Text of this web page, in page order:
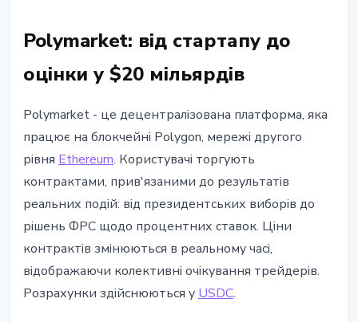
Polymarket: від стартапу до
оцінки у $20 мільярдів
Polymarket - це децентралізована платформа, яка
працює на блокчейні Polygon, мережі другого
рівня Ethereum. Користувачі торгують
контрактами, прив'язаними до результатів
реальних подій: від президентських виборів до
рішень ФРС щодо процентних ставок. Ціни
контрактів змінюються в реальному часі,
відображаючи колективні очікування трейдерів.
Розрахунки здійснюються уUSDC.